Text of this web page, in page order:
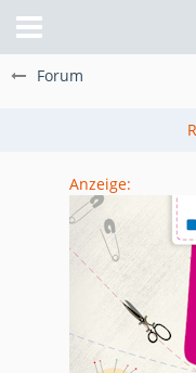
Forum
Anzeige: